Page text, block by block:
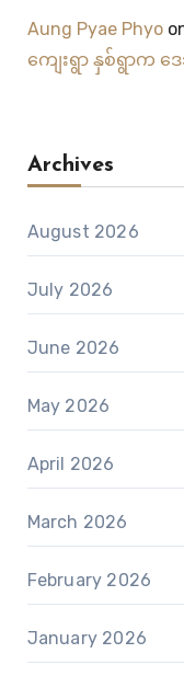
Aung Pyae Phyo
ကျေးရွာ နှစ်ရွာက
Archives
August 2026
July 2026
June 2026
May 2026
April 2026
March 2026
February 2026
January 2026